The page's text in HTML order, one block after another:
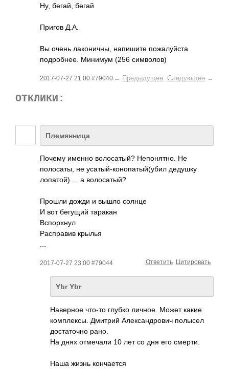
Ну, бегай, бегай
Пригов Д.А.
Вы очень лаконичны, напишите пожалуйста
подробнее. Минимум (256 символов)
2017-07-27 21:00 #79040 ← Предыдущее Следующее →
ОТКЛИКИ:
Племянница
Почему именно волосатый? Непонятно. Не
полосаты, не усатый-конопатый­(убил дедушку
лопатой) ... а волосатый?
Прошли дожди и вышло солнце
И вот бегущий таракан
Вспорхнул
Расправив крылья
...
2017-07-27 23:00 #79044 Цитировать
Ответить
Ybr Ybr
Наверное что-то глубко личное. Может какие
комплексы. Дмитрий Александрович полысел
достаточно рано.
На днях отмечали 10 лет со дня его смерти.
Наша жизнь кончается